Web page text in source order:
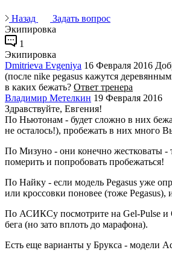
Назад
Задать вопрос
Экипировка
1
Экипировка
Dmitrieva Evgeniya 16 Февраля 2016
(после nike pegasus кажутся
в каких бежать? Ответ тренера
Владимир Метелкин 19 Февраля 2016
Здравствуйте, Евгения!
По Ньютонам - будет сложно в них
не осталось!), пробежать в них много
По Мизуно - они конечно жестковаты -
померить и попробовать пробежаться!
По Найку - если модель Pegasus уже
или кроссoвки поновее (тоже
Пo АСИКСу посмотрите на Gel-Pulse и
бега (но зато вплоть до марафона).
Есть еще варианты у Брукса - модели